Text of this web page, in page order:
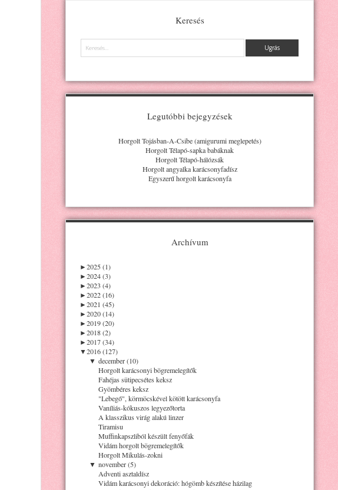
Keresés
Keresés
Legutóbbi bejegyzések
Horgolt Tojásban-A-Csibe (amigurumi meglepetés)
Horgolt Télapó-sapka babáknak
Horgolt Télapó-hálózsák
Horgolt angyalka karácsonyfadísz
Egyszerű horgolt karácsonyfa
Archívum
►2025 (1)
►2024 (3)
►2023 (4)
►2022 (16)
►2021 (45)
►2020 (14)
►2019 (20)
►2018 (2)
►2017 (34)
▼2016 (127)
▼ december (10)
Horgolt karácsonyi bögremelegítők
Fahéjas sütipecsétes keksz
Gyömbéres keksz
"Lebegő", körmöcskével kötött karácsonyfa
Vaníliás-kókuszos legyezőtorta
A klasszikus virág alakú linzer
Tiramisu
Muffinkapszliból készült fenyőfák
Vidám horgolt bögremelegítők
Horgolt Mikulás-zokni
▼ november (5)
Adventi asztaldísz
Vidám karácsonyi dekoráció: hógömb készítése házilag